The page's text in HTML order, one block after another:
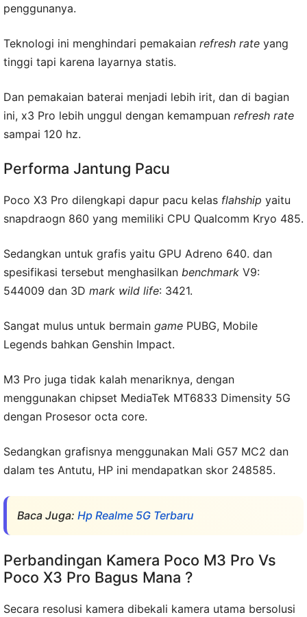
penggunanya.
Teknologi ini menghindari pemakaian refresh rate yang
tinggi tapi karena layarnya statis.
Dan pemakaian baterai menjadi lebih irit, dan di bagian
ini, x3 Pro lebih unggul dengan kemampuan refresh rate
sampai 120 hz.
Performa Jantung Pacu
Poco X3 Pro dilengkapi dapur pacu kelas flahship yaitu
snapdraogn 860 yang memiliki CPU Qualcomm Kryo 485.
Sedangkan untuk grafis yaitu GPU Adreno 640. dan
spesifikasi tersebut menghasilkan benchmark V9:
544009 dan 3D mark wild life: 3421.
Sangat mulus untuk bermain game PUBG, Mobile
Legends bahkan Genshin Impact.
M3 Pro juga tidak kalah menariknya, dengan
menggunakan chipset MediaTek MT6833 Dimensity 5G
dengan Prosesor octa core.
Sedangkan grafisnya menggunakan Mali G57 MC2 dan
dalam tes Antutu, HP ini mendapatkan skor 248585.
Baca Juga: Hp Realme 5G Terbaru
Perbandingan Kamera Poco M3 Pro Vs
Poco X3 Pro Bagus Mana ?
Secara resolusi kamera dibekali kamera utama bersolusi